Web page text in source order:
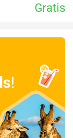
Gratis
!